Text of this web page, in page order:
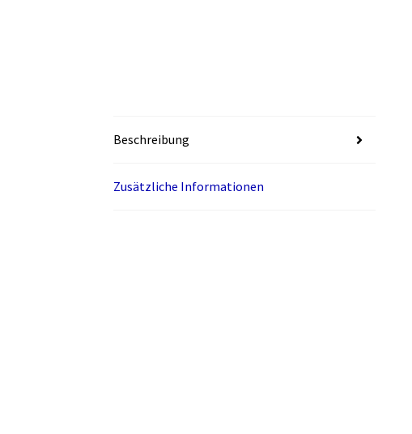
Beschreibung
Zusätzliche Informationen